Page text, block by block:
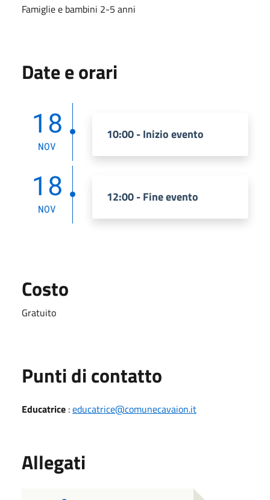
Famiglie e bambini 2-5 anni
Date e orari
18
NOV
10:00 - Inizio evento
18
NOV
12:00 - Fine evento
Costo
Gratuito
Punti di contatto
Educatrice :educatrice@comunecavaion.it
Allegati